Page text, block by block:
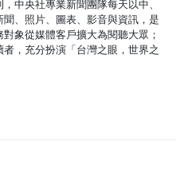
中央社專業新聞團隊每天以中、
、照片、圖表、影音與資訊，是
象從媒體客戶擴大為閱聽大眾；
，充分扮演「台灣之眼，世界之